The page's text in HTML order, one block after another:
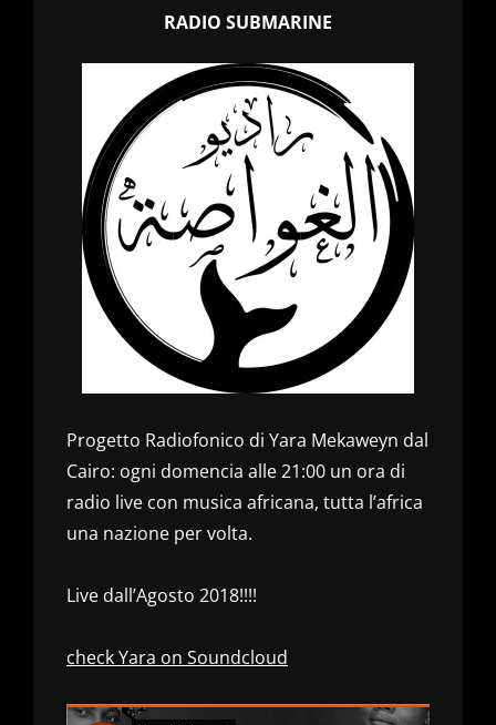
RADIO SUBMARINE
Progetto Radiofonico di Yara Mekaweyn dal
Cairo: ogni domencia alle 21:00 un ora di
radio live con musica africana, tutta l’africa
una nazione per volta.
Live dall’Agosto 2018!!!!
check Yara on Soundcloud